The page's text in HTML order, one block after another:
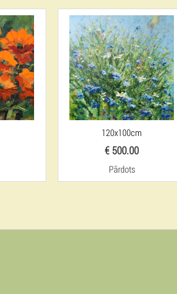
120x100cm
€ 500.00
Pārdots